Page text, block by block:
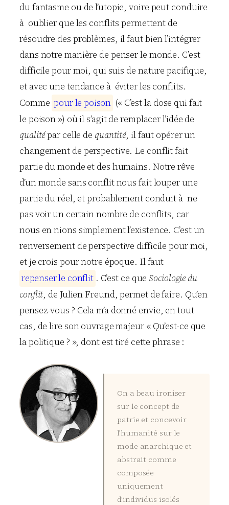
du fantasme ou de l’utopie, voire peut conduire
à oublier que les conflits permettent de
résoudre des problèmes, il faut bien l’intégrer
dans notre manière de penser le monde. C’est
difficile pour moi, qui suis de nature pacifique,
et avec une tendance à éviter les conflits.
Comme pourle poison (« C’est la dose qui fait
le poison ») où il s’agit de remplacer l’idée de
qualitépar celle de quantité, il faut opérer un
changement de perspective. Le conflit fait
partie du monde et des humains. Notre rêve
d’un monde sans conflit nous fait louper une
partie du réel, et probablement conduit à ne
pas voir un certain nombre de conflits, car
nous en nions simplement l’existence. C’est un
renversement de perspective difficile pour moi,
et je crois pour notre époque. Il faut
repenserle conflit . C’est ce queSociologie du
conflit, de Julien Freund, permet de faire. Qu’en
pensez-vous ? Cela m’a donné envie, en tout
cas, de lire son ouvrage majeur « Qu’est-ce que
la politique ? », dont est tiré cette phrase :
On a beau ironiser
sur le concept de
patrie et concevoir
l’humanité sur le
mode anarchique et
abstrait comme
composée
uniquement
d’individus isolés